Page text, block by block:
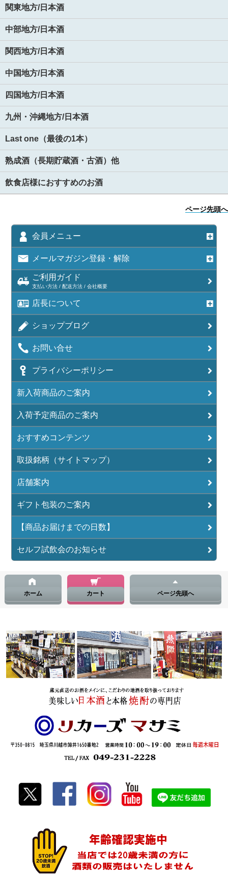
関東地方/日本酒
中部地方/日本酒
関西地方/日本酒
中国地方/日本酒
四国地方/日本酒
九州・沖縄地方/日本酒
Last one（最後の1本）
熟成酒（長期貯蔵酒・古酒）他
飲食店様におすすめのお酒
ページ先頭へ
会員メニュー
メールマガジン登録・解除
ご利用ガイド
支払い方法 / 配送方法 / 会社概要
店長について
ショップブログ
お問い合せ
プライバシーポリシー
新入荷商品のご案内
入荷予定商品のご案内
おすすめコンテンツ
取扱銘柄（サイトマップ）
店舗案内
ギフト包装のご案内
【商品お届けまでの日数】
セルフ試飲会のお知らせ
ホーム カート ページ先頭へ